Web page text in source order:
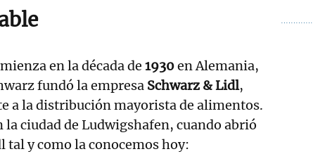
en la década de 1930en Alemania,
fundó la empresa Schwarz & Lidl,
a la distribución mayorista de alimentos.
la ciudad de Ludwigshafen, cuando abrió
y como la conocemos hoy: